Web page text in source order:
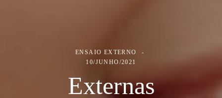
ENSAIO EXTERNO
10/JUNHO/2021
Externas